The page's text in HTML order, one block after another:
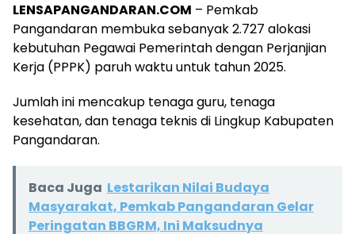
LENSAPANGANDARAN.COM – Pemkab
Pangandaran membuka sebanyak 2.727 alokasi
kebutuhan Pegawai Pemerintah dengan Perjanjian
Kerja (PPPK) paruh waktu untuk tahun 2025.
Jumlah ini mencakup tenaga guru, tenaga
kesehatan, dan tenaga teknis di Lingkup Kabupaten
Pangandaran.
Baca Juga Lestarikan Nilai Budaya
Masyarakat, Pemkab Pangandaran Gelar
Peringatan BBGRM, Ini Maksudnya